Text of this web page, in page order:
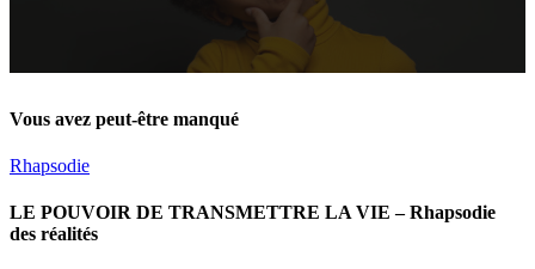
Vous avez peut-être manqué
Rhapsodie
LE POUVOIR DE TRANSMETTRE LA VIE – Rhapsodie
des réalités